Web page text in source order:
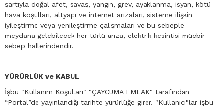
şartıyla doğal afet, savaş, yangın, grev, ayaklanma, isyan, kötü
hava koşulları, altyapı ve internet arızaları, sisteme ilişkin
iyileştirme veya yenileştirme çalışmaları ve bu sebeple
meydana gelebilecek her türlü arıza, elektrik kesintisi mücbir
sebep hallerindendir.
YÜRÜRLÜK ve KABUL
İşbu "Kullanım Koşulları" "ÇAYCUMA EMLAK" tarafından
“Portal”de yayınlandığı tarihte yürürlüğe girer. "Kullanıcı"lar işbu